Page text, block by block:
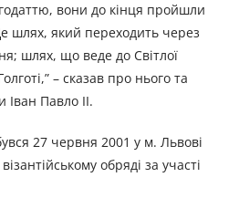
вони до кінця пройшли
який переходить через
шлях, що веде до Світлої
– сказав про нього та
Павло ІІ.
27 червня 2001 у м. Львові
обряді за участі